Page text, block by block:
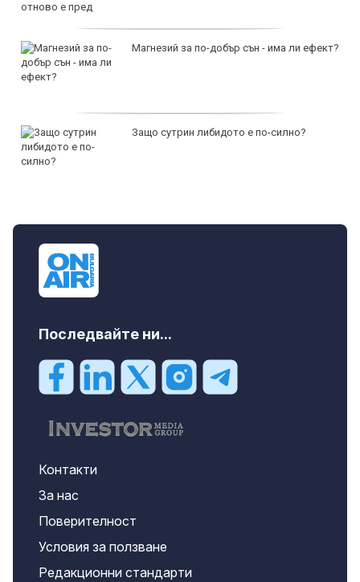
Магнезий за по-добър сън - има ли ефект?
Защо сутрин либидото е по-силно?
Последвайте ни...
Контакти
За нас
Поверителност
Условия за ползване
Редакционни стандарти